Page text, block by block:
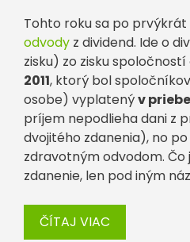
Tohto roku sa po
odvody z dividend. Ide o
zisku) zo zisku
2011, ktorý bol
osobe) vyplatenýv
príjem nepodlieha dani z
dvojitého zdanenia), no
zdravotným odvodom.
zdanenie, len pod iným
ČÍTAJ VIAC